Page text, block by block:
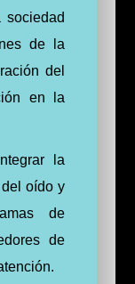
de la
del
en la
la
oído y
de
de